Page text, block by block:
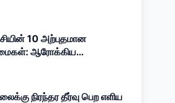
10 அற்புதமான
ஆரோக்கிய
வழிகாட்டி (2026)
நிரந்தர தீர்வு பெற எளிய